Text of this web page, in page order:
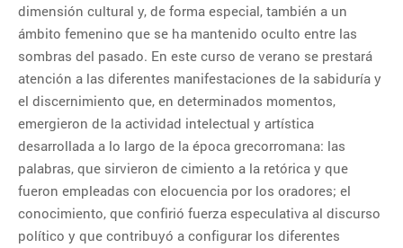
CATEGORÍAS
Categorías
ENTRADAS RECIENTES
16-09-2026 – Lengua de signos
para la atención al alumnado
con discapacidad auditiva
dimensión cultural y, de forma especial, también a un
ámbito femenino que se ha mantenido oculto entre las
sombras del pasado. En este curso de verano se prestará
atención a las diferentes manifestaciones de la sabiduría y
el discernimiento que, en determinados momentos,
emergieron de la actividad intelectual y artística
desarrollada a lo largo de la época grecorromana: las
palabras, que sirvieron de cimiento a la retórica y que
fueron empleadas con elocuencia por los oradores; el
conocimiento, que confirió fuerza especulativa al discurso
político y que contribuyó a configurar los diferentes